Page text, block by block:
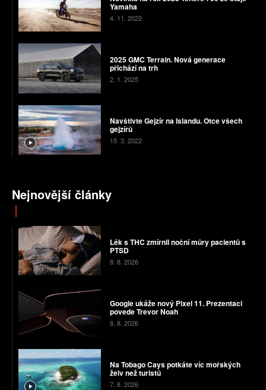
Yamaha
4. 11. 2022
2025 GMC Terrain. Nová generace
přichází na trh
2. 1. 2025
Navštivte Gejzír na Islandu. Otce všech
gejzírů
15. 3. 2022
Nejnovější články
Lék s THC zmírnil noční můry pacientů s
PTSD
8. 8. 2026
Google ukáže nový Pixel 11. Prezentaci
povede Trevor Noah
8. 8. 2026
Na Tobago Cays potkáte víc mořských
želv než turistů
7. 8. 2026